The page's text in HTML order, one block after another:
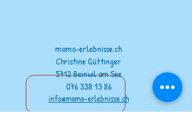
momo-erlebnisse.ch
Christine Güttinger
5712 Beinwil am See
076 338 13 86
info@momo-erlebnisse.ch